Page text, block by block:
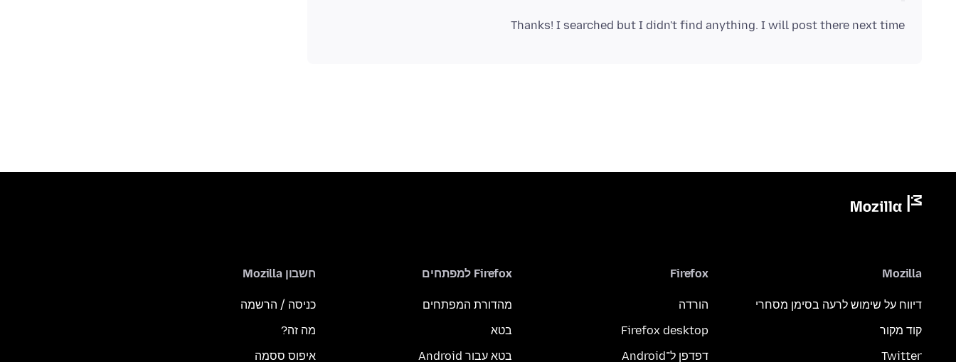
Thanks! I searched but I didn't find anything. I will post there next time
Mozilla
דיווח על שימוש לרעה בסימן מסחרי
קוד מקור
Twitter
Firefox
הורדה
Firefox desktop
דפדפן ל־Android
Firefox למפתחים
מהדורת המפתחים
בטא
בטא עבור Android
חשבון Mozilla
כניסה / הרשמה
מה זה?
איפוס ססמה